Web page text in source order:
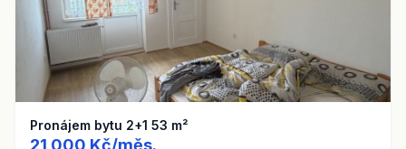
Pronájem bytu 2+1 53 m²
21 000 Kč/měs.